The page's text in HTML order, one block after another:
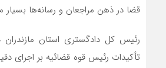
قضا در ذهن مراجعان و رسانه‌ها بسیار
رئیس کل دادگستری استان مازندران
تأکیدات رئیس قوه قضائیه بر اجرای